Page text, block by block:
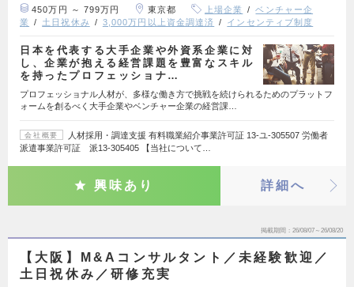
450万円 ～ 799万円 東京都 上場企業
ベンチャー企
業
土日祝休み 3,000万円以上資金調達済 インセンティブ制度
日本を代表する大手企業や外資系企業に対
し、企業が抱える経営課題を豊富なスキル
を持ったプロフェッショナ…
プロフェッショナル人材が、多様な働き方で挑戦を続けられるためのプラットフ
ォームを創るべく大手企業やベンチャー企業の経営課…
会社概要
人材採用・調達支援 有料職業紹介事業許可証 13-ユ-305507 労働者
派遣事業許可証 派13-305405 【当社について…
興味あり 詳細へ
掲載期間 26/08/07～26/08/20
【大阪】M&Aコンサルタント／未経験歓迎／
土日祝休み／研修充実